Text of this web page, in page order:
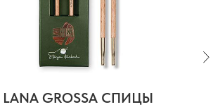
LANA GROSSA СПИЦЫ